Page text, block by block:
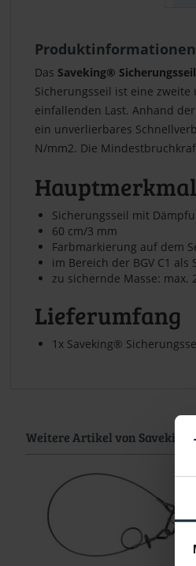
Produktinformationen
Das Saveking®
Sicherungsseil ist eine
einfallenden Last. Anhand
ein unverlierbares
N/mm2. Die
Sicherungsseil mit
60 cm/3 mm
Farbmarkierung auf dem
im Bereich der BGV C1
zu sichernde Masse: max.
Lieferumfang
1x Saveking®
Weitere Artikel von Saveking